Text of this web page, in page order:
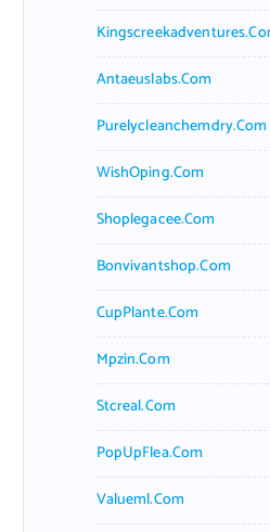
Antaeuslabs.com
Purelycleanchemdry.com
WishOping.com
Shoplegacee.com
Bonvivantshop.com
CupPlante.com
Mpzin.com
Stcreal.com
PopUpFlea.com
Valueml.com